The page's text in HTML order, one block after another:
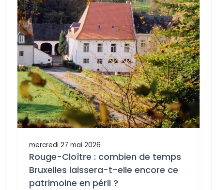
mercredi 27 mai 2026
Rouge-Cloître : combien de temps
Bruxelles laissera-t-elle encore ce
patrimoine en péril ?